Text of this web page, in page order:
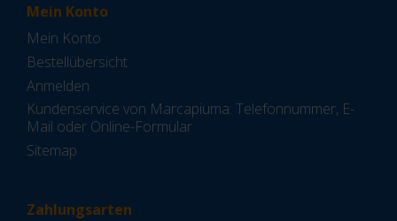
Mein Konto
Mein Konto
Bestellübersicht
Anmelden
Kundenservice von Marcapiuma: Telefonnummer, E-
Mail oder Online-Formular
Sitemap
Zahlungsarten